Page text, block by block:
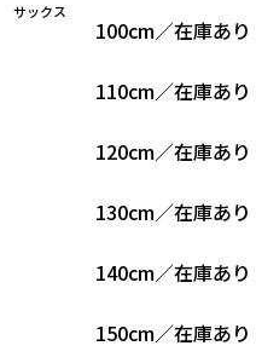
サックス
100cm／在庫あり
110cm／在庫あり
120cm／在庫あり
130cm／在庫あり
140cm／在庫あり
150cm／在庫あり